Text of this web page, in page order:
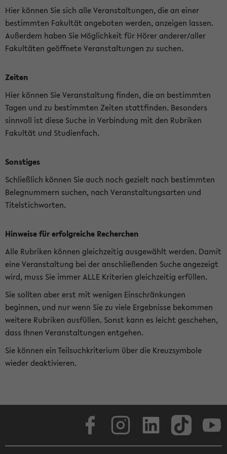
Hier können Sie sich alle Veranstaltungen, die an einer
bestimmten Fakultät angeboten werden, anzeigen lassen.
Außerdem haben Sie Möglichkeit für Hörer anderer/aller
Fakultäten geöffnete Veranstaltungen zu suchen.
Zeiten
Hier können Sie Veranstaltung finden, die an bestimmten
Tagen und zu bestimmten Zeiten stattfinden. Besonders
sinnvoll ist diese Suche in Verbindung mit den Rubriken
Fakultät und Studienfach.
Sonstiges
Schließlich können Sie auch noch gezielt nach bestimmten
Belegnummern suchen, nach Veranstaltungsarten und
Titelstichworten.
Hinweise für erfolgreiche Recherchen
Alle Rubriken können gleichzeitig ausgewählt werden. Damit
eine Veranstaltung bei der anschließenden Suche angezeigt
wird, muss Sie immer ALLE Kriterien gleichzeitig erfüllen.
Sie sollten aber erst mit wenigen Einschränkungen
beginnen, und nur wenn Sie zu viele Ergebnisse bekommen
weitere Rubriken ausfüllen. Sonst kann es leicht geschehen,
dass Ihnen Veranstaltungen entgehen.
Sie können ein Teilsuchkriterium über die Kreuzsymbole
wieder deaktivieren.